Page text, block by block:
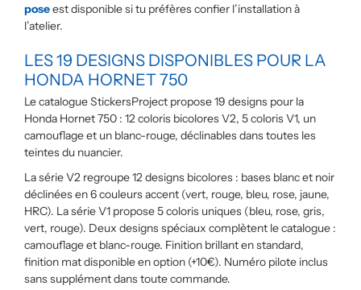
poseest disponible si tu préfères confier l’installation à
l’atelier.
LES 19 DESIGNS DISPONIBLES POUR LA
HONDA HORNET 750
Le catalogue StickersProject propose 19 designs pour la
Honda Hornet 750 : 12 coloris bicolores V2, 5 coloris V1, un
camouflage et un blanc-rouge, déclinables dans toutes les
teintes du nuancier.
La série V2 regroupe 12 designs bicolores : bases blanc et noir
déclinées en 6 couleurs accent (vert, rouge, bleu, rose, jaune,
HRC). La série V1 propose 5 coloris uniques (bleu, rose, gris,
vert, rouge). Deux designs spéciaux complètent le catalogue :
camouflage et blanc-rouge. Finition brillant en standard,
finition mat disponible en option (+10€). Numéro pilote inclus
sans supplément dans toute commande.